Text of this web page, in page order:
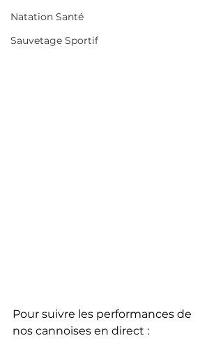
Natation Santé
Sauvetage Sportif
Pour suivre les performances de
nos cannoises en direct :